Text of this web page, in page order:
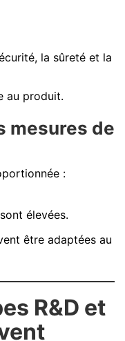
la sûreté et la
au produit.
mesures de
:
élevées.
être adaptées au
R&D et